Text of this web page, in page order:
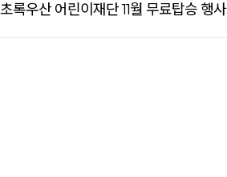
초록우산 어린이재단 11월 무료탑승 행사